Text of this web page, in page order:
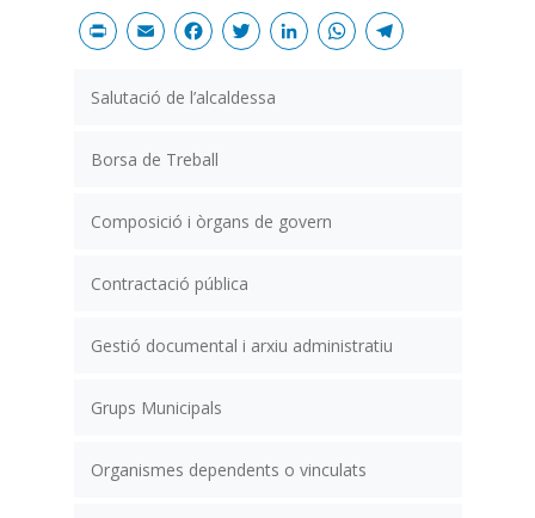
Salutació de l’alcaldessa
Borsa de Treball
Composició i òrgans de govern
Contractació pública
Gestió documental i arxiu administratiu
Grups Municipals
Organismes dependents o vinculats
PrintEmailFacebook
Twitter
LinkedIn